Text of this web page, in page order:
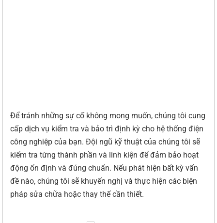
Để tránh những sự cố không mong muốn, chúng tôi cung
cấp dịch vụ kiểm tra và bảo trì định kỳ cho hệ thống điện
công nghiệp của bạn. Đội ngũ kỹ thuật của chúng tôi sẽ
kiểm tra từng thành phần và linh kiện để đảm bảo hoạt
động ổn định và đúng chuẩn. Nếu phát hiện bất kỳ vấn
đề nào, chúng tôi sẽ khuyến nghị và thực hiện các biện
pháp sửa chữa hoặc thay thế cần thiết.